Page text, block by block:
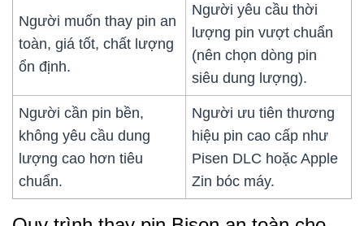
Người muốn thay pin an
toàn, giá tốt, chất lượng
ổn định.
Người yêu cầu thời
lượng pin vượt chuẩn
(nên chọn dòng pin
siêu dung lượng).
Người cần pin bền,
không yêu cầu dung
lượng cao hơn tiêu
chuẩn.
Người ưu tiên thương
hiệu pin cao cấp như
Pisen DLC hoặc Apple
Zin bóc máy.